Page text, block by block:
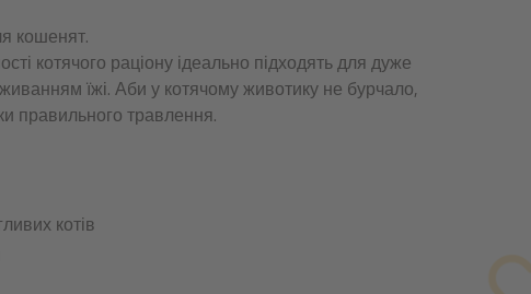
кошенят.
котячого раціону ідеально підходять для дуже
їжі. Аби у котячому животику не бурчало,
правильного травлення.
котів